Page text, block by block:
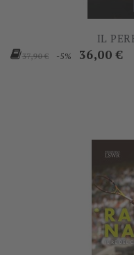
IL
Prezzo
37,90 € -5% Prezzo
36,00 €